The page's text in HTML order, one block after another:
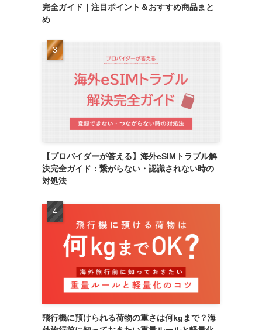
完全ガイド｜注目ポイント＆おすすめ商品まと
め
【プロバイダーが答える】海外eSIMトラブル解
決完全ガイド：繋がらない・認識されない時の
対処法
飛行機に預けられる荷物の重さは何kgまで？海